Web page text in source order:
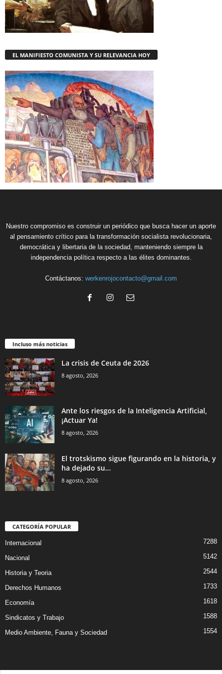
EL MANIFIESTO COMUNISTA Y SU RELEVANCIA HOY
Nuestro compromiso es construir un periódico que busca hacer un aporte
al pensamiento crítico para la transformación socialista revolucionaria,
democrática y libertaria de la sociedad, manteniendo siempre la
independencia política respecto a las élites dominantes.
Contáctanos: werkenrojocontacto@gmail.com
Incluso más noticias
La crisis de Ceuta de 2026
8 agosto, 2026
Ante los riesgos de la Inteligencia Artificial,
¡Actuar Ya!
8 agosto, 2026
El trotskismo sigue figurando en la historia, y
ha dejado su...
8 agosto, 2026
CATEGORÍA POPULAR
Internacional 7288
Nacional 5142
Historia y Teoria 2544
Derechos Humanos 1733
Economía 1618
Sindicatos y Trabajo 1588
Medio Ambiente, Fauna y Sociedad 1554